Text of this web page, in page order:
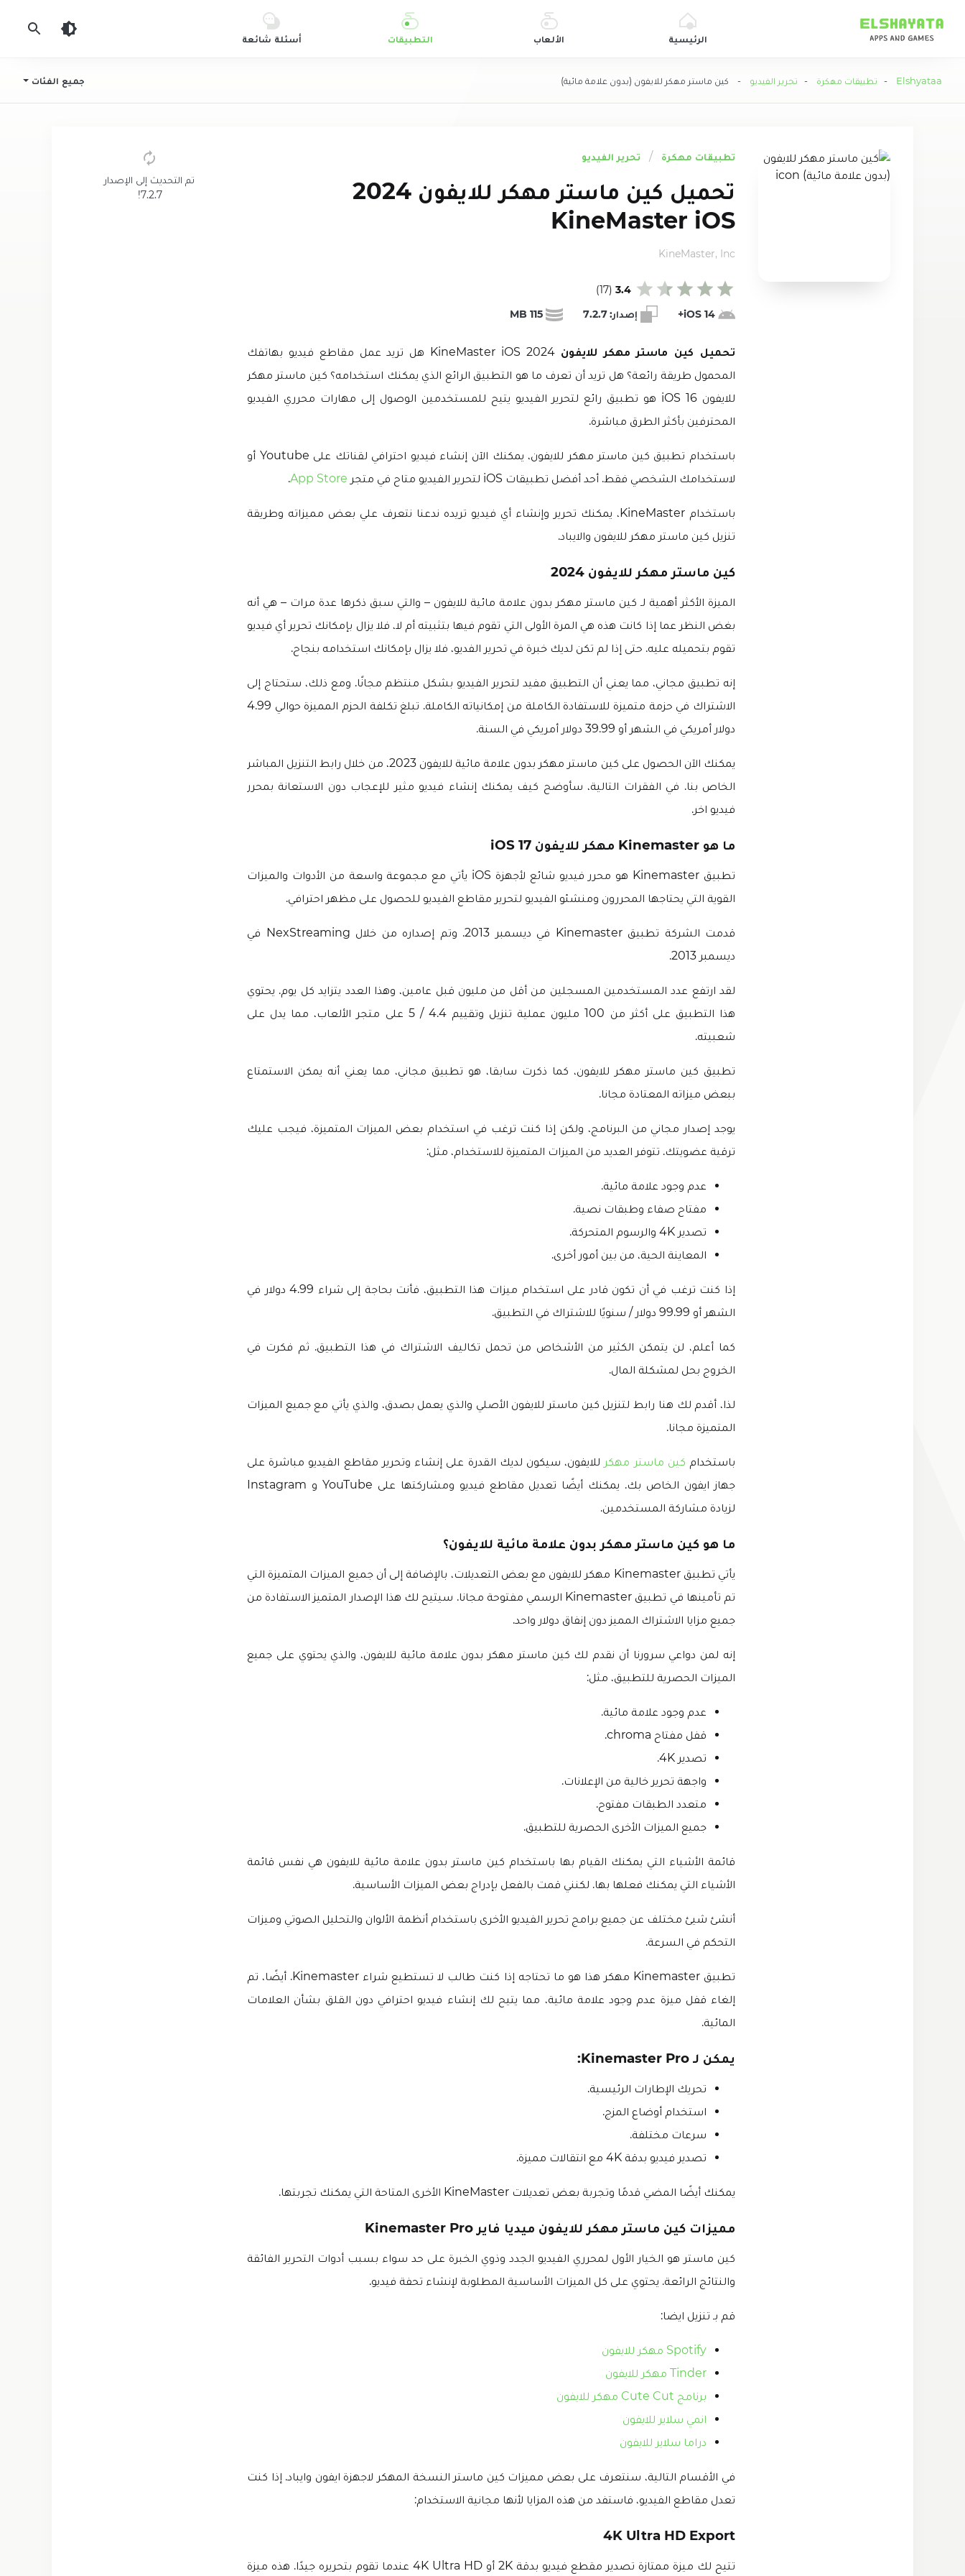
الرئيسية الألعاب التطبيقات أسئلة شائعة
جميع الفئات Elshyataa
- تطبيقات مهكرة - تحرير الفيديو - كين ماستر مهكر للايفون (بدون علامة مائية)
تطبيقات مهكرة تحرير الفيديو
تحميل كين ماستر مهكر للايفون 2024
KineMaster iOS
iOS 14+ إصدار:7.2.7
115 MB
تم التحديث إلى الإصدار
7.2.7!
KineMaster, Inc
تحميل كين ماستر مهكر للايفون
2024 KineMaster iOS هل تريد عمل مقاطع فيديو بهاتفك
المحمول طريقة رائعة؟ هل تريد أن تعرف ما هو التطبيق الرائع الذي يمكنك استخدامه؟ كين ماستر مهكر
للايفون iOS 16 هو تطبيق رائع لتحرير الفيديو يتيح للمستخدمين الوصول إلى مهارات محرري الفيديو
المحترفين بأكثر الطرق مباشرة.
باستخدام تطبيق كين ماستر مهكر للايفون، يمكنك الآن إنشاء فيديو احترافي لقناتك على Youtube أو
لاستخدامك الشخصي فقط. أحد أفضل تطبيقات iOS لتحرير الفيديو متاح في متجر
App Store
.
باستخدام KineMaster، يمكنك تحرير وإنشاء أي فيديو تريده ندعنا نتعرف علي بعض مميزاته وطريقة
تنزيل كين ماستر مهكر للايفون والايباد.
كين ماستر مهكر للايفون 2024
الميزة الأكثر أهمية لـ كين ماستر مهكر بدون علامة مائية للايفون – والتي سبق ذكرها عدة مرات – هي أنه
بغض النظر عما إذا كانت هذه هي المرة الأولى التي تقوم فيها بتثبيته أم لا، فلا يزال بإمكانك تحرير أي فيديو
تقوم بتحميله عليه. حتى إذا لم تكن لديك خبرة في تحرير الفديو، فلا يزال بإمكانك استخدامه بنجاح.
إنه تطبيق مجاني، مما يعني أن التطبيق مفيد لتحرير الفيديو بشكل منتظم مجانًا. ومع ذلك، ستحتاج إلى
الاشتراك في حزمة متميزة للاستفادة الكاملة من إمكانياته الكاملة. تبلغ تكلفة الحزم المميزة حوالي 4.99
دولار أمريكي في الشهر أو 39.99 دولار أمريكي في السنة.
يمكنك الآن الحصول على كين ماستر مهكر بدون علامة مائية للايفون 2023، من خلال رابط التنزيل المباشر
الخاص بنا. في الفقرات التالية، سأوضح كيف يمكنك إنشاء فيديو مثير للإعجاب دون الاستعانة بمحرر
فيديو اخر.
ما هو Kinemaster مهكر للايفون iOS 17
تطبيق Kinemaster هو محرر فيديو شائع لأجهزة iOS يأتي مع مجموعة واسعة من الأدوات والميزات
القوية التي يحتاجها المحررون ومنشئو الفيديو لتحرير مقاطع الفيديو للحصول على مظهر احترافي.
قدمت الشركة تطبيق Kinemaster في ديسمبر 2013. وتم إصداره من خلال NexStreaming في
ديسمبر 2013.
لقد ارتفع عدد المستخدمين المسجلين من أقل من مليون قبل عامين، وهذا العدد يتزايد كل يوم. يحتوي
هذا التطبيق على أكثر من 100 مليون عملية تنزيل وتقييم 4.4 / 5 على متجر الألعاب، مما يدل على
شعبيته.
تطبيق كين ماستر مهكر للايفون، كما ذكرت سابقا، هو تطبيق مجاني، مما يعني أنه يمكن الاستمتاع
ببعض ميزاته المعتادة مجانا.
يوجد إصدار مجاني من البرنامج، ولكن إذا كنت ترغب في استخدام بعض الميزات المتميزة، فيجب عليك
ترقية عضويتك. تتوفر العديد من الميزات المتميزة للاستخدام، مثل:
عدم وجود علامة مائية.
مفتاح صفاء وطبقات نصية.
تصدير 4K والرسوم المتحركة.
المعاينة الحية، من بين أمور أخرى.
إذا كنت ترغب في أن تكون قادر على استخدام ميزات هذا التطبيق، فأنت بحاجة إلى شراء 4.99 دولار في
الشهر أو 99.99 دولار / سنويًا للاشتراك في التطبيق.
كما أعلم، لن يتمكن الكثير من الأشخاص من تحمل تكاليف الاشتراك في هذا التطبيق. ثم فكرت في
الخروج بحل لمشكلة المال.
لذا، أقدم لك هنا رابط لتنزيل كين ماستر للايفون الأصلي والذي يعمل بصدق، والذي يأتي مع جميع الميزات
المتميزة مجانا.
باستخدام كين ماستر مهكر للايفون، سيكون لديك القدرة على إنشاء وتحرير مقاطع الفيديو مباشرة على
جهاز ايفون الخاص بك. يمكنك أيضًا تعديل مقاطع فيديو ومشاركتها على YouTube و Instagram
لزيادة مشاركة المستخدمين.
ما هو كين ماستر مهكر بدون علامة مائية للايفون؟
يأتي تطبيق Kinemaster مهكر للايفون مع بعض التعديلات، بالإضافة إلى أن جميع الميزات المتميزة التي
تم تأمينها في تطبيق Kinemaster الرسمي مفتوحة مجانا. سيتيح لك هذا الإصدار المتميز الاستفادة من
جميع مزايا الاشتراك المميز دون إنفاق دولار واحد.
إنه لمن دواعي سرورنا أن نقدم لك كين ماستر مهكر بدون علامة مائية للايفون، والذي يحتوي على جميع
الميزات الحصرية للتطبيق، مثل:
عدم وجود علامة مائية.
قفل مفتاح chroma.
تصدير 4K.
واجهة تحرير خالية من الإعلانات.
متعدد الطبقات مفتوح.
جميع الميزات الأخرى الحصرية للتطبيق.
قائمة الأشياء التي يمكنك القيام بها باستخدام كين ماستر بدون علامة مائية للايفون هي نفس قائمة
الأشياء التي يمكنك فعلها بها. لكنني قمت بالفعل بإدراج بعض الميزات الأساسية.
أنشئ شيئ مختلف عن جميع برامج تحرير الفيديو الأخرى باستخدام أنظمة الألوان والتحليل الصوتي وميزات
التحكم في السرعة.
تطبيق Kinemaster مهكر هذا هو ما تحتاجه إذا كنت طالب لا تستطيع شراء Kinemaster. أيضًا، تم
إلغاء قفل ميزة عدم وجود علامة مائية، مما يتيح لك إنشاء فيديو احترافي دون القلق بشأن العلامات
المائية.
يمكن لـ Kinemaster Pro:
تحريك الإطارات الرئيسية.
استخدام أوضاع المزج.
سرعات مختلفة.
تصدير فيديو بدقة 4K مع انتقالات مميزة.
يمكنك أيضًا المضي قدمًا وتجربة بعض تعديلات KineMaster الأخرى المتاحة التي يمكنك تجربتها.
مميزات كين ماستر مهكر للايفون ميديا فاير Kinemaster Pro
كين ماستر هو الخيار الأول لمحرري الفيديو الجدد وذوي الخبرة على حد سواء بسبب أدوات التحرير الفائقة
والنتائج الرائعة. يحتوي على كل الميزات الأساسية المطلوبة لإنشاء تحفة فيديو.
قم بـ تنزيل ايضا:
Spotify مهكر للايفون
Tinder مهكر للايفون
برنامج Cute Cut مهكر للايفون
انمي سلاير للايفون
دراما سلاير للايفون
في الأقسام التالية، سنتعرف على بعض مميزات كين ماستر النسخة المهكر لاجهزة ايفون وايباد. إذا كنت
تعدل مقاطع الفيديو، فاستفد من هذه المزايا لأنها مجانية الاستخدام:
4K Ultra HD Export
تتيح لك ميزة ممتازة تصدير مقطع فيديو بدقة 2K أو 4K Ultra HD عندما تقوم بتحريره جيدًا. هذه ميزة
3.4
(
17
)